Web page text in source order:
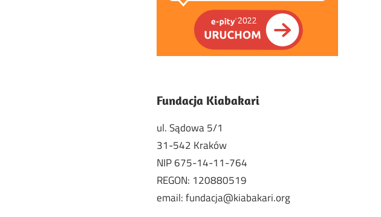
Fundacja Kiabakari
ul. Sądowa 5/1
31-542 Kraków
NIP 675-14-11-764
REGON: 120880519
email: fundacja@kiabakari.org